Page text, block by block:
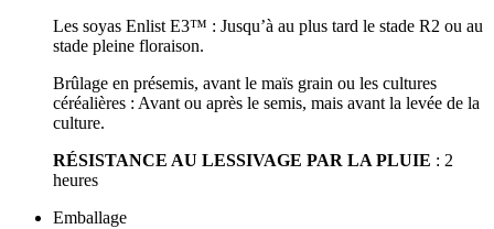
Les soyas Enlist E3™ : Jusqu’à au plus tard le stade R2 ou au
stade pleine floraison.
Brûlage en présemis, avant le maïs grain ou les cultures
céréalières : Avant ou après le semis, mais avant la levée de la
culture.
RÉSISTANCE AU LESSIVAGE PAR LA PLUIE : 2
heures
Emballage